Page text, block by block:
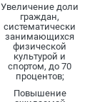
Увеличение доли
граждан,
систематически
занимающихся
физической
культурой и
спортом, до 70
процентов;
Повышение